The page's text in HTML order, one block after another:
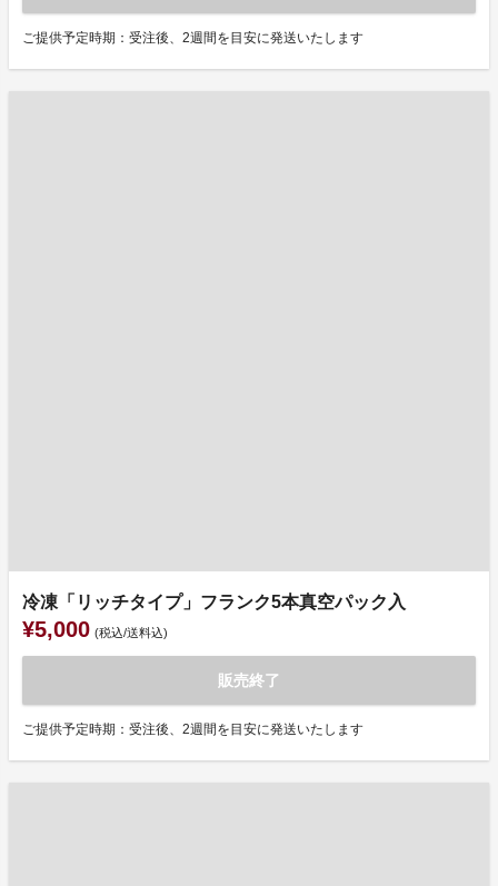
ご提供予定時期：受注後、2週間を目安に発送いたします
冷凍「リッチタイプ」フランク5本真空パック入
¥5,000 (税込/送料込)
販売終了
ご提供予定時期：受注後、2週間を目安に発送いたします